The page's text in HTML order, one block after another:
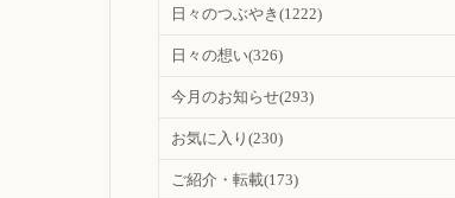
日々のつぶやき (1222)
日々の想い(326)
今月のお知らせ(293)
お気に入り (230)
ご紹介・転載(173)